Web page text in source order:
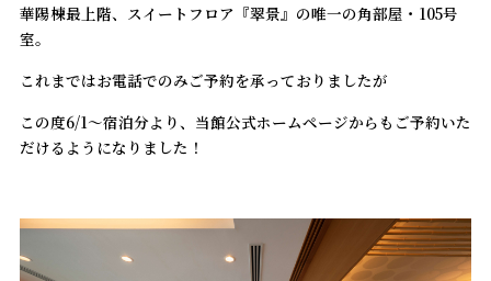
華陽棟最上階、スイートフロア『翠景』の唯一の角部屋・105号
室。
これまではお電話でのみご予約を承っておりましたが
この度6/1～宿泊分より、当館公式ホームページからもご予約いた
だけるようになりました！